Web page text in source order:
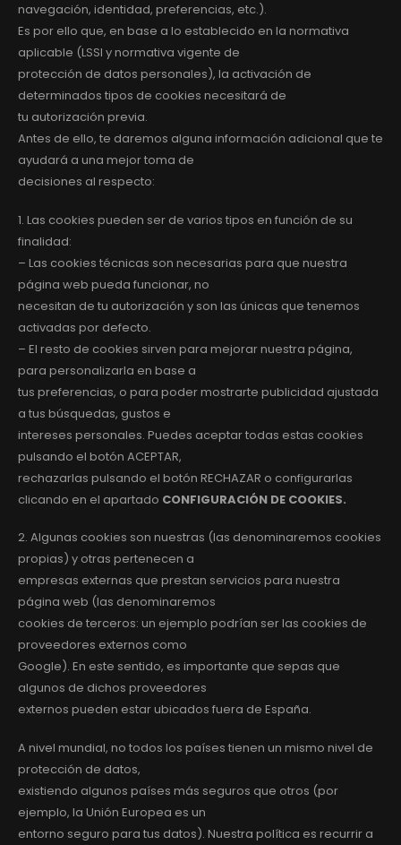
navegación, identidad, preferencias, etc.).
Es por ello que, en base a lo establecido en la normativa
aplicable (LSSI y normativa vigente de
protección de datos personales), la activación de
determinados tipos de cookies necesitará de
tu autorización previa.
Antes de ello, te daremos alguna información adicional que te
ayudará a una mejor toma de
decisiones al respecto:
1. Las cookies pueden ser de varios tipos en función de su
finalidad:
– Las cookies técnicas son necesarias para que nuestra
página web pueda funcionar, no
necesitan de tu autorización y son las únicas que tenemos
activadas por defecto.
– El resto de cookies sirven para mejorar nuestra página,
para personalizarla en base a
tus preferencias, o para poder mostrarte publicidad ajustada
a tus búsquedas, gustos e
intereses personales. Puedes aceptar todas estas cookies
pulsando el botón ACEPTAR,
rechazarlas pulsando el botón RECHAZAR o configurarlas
clicando en el apartado CONFIGURACIÓN DE COOKIES.
2. Algunas cookies son nuestras (las denominaremos cookies
propias) y otras pertenecen a
empresas externas que prestan servicios para nuestra
página web (las denominaremos
cookies de terceros: un ejemplo podrían ser las cookies de
proveedores externos como
Google). En este sentido, es importante que sepas que
algunos de dichos proveedores
externos pueden estar ubicados fuera de España.
A nivel mundial, no todos los países tienen un mismo nivel de
protección de datos,
existiendo algunos países más seguros que otros (por
ejemplo, la Unión Europea es un
entorno seguro para tus datos). Nuestra política es recurrir a